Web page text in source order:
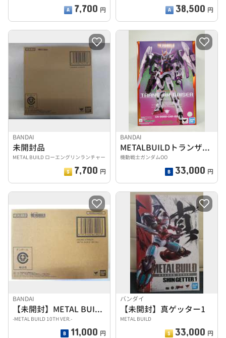
7,700 円 38,500 円
BANDAI
未開封品
METAL BUILD ローエングリンランチャー
7,700 円
BANDAI
METALBUILDトランザムライザー
機動戦士ガンダムOO
33,000 円
BANDAI
【未開封】METAL BUILD ソードストライカー
-METAL BUILD 10TH VER.-
11,000 円
バンダイ
【未開封】真ゲッター1
METAL BUILD
33,000 円